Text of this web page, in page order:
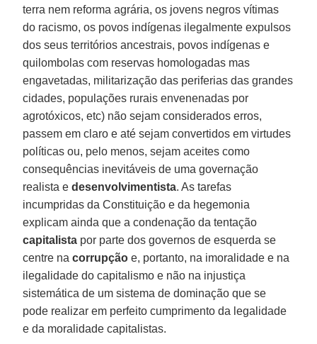
terra nem reforma agrária, os jovens negros vítimas
do racismo, os povos indígenas ilegalmente expulsos
dos seus territórios ancestrais, povos indígenas e
quilombolas com reservas homologadas mas
engavetadas, militarização das periferias das grandes
cidades, populações rurais envenenadas por
agrotóxicos, etc) não sejam considerados erros,
passem em claro e até sejam convertidos em virtudes
políticas ou, pelo menos, sejam aceites como
consequências inevitáveis de uma governação
realista edesenvolvimentista. As tarefas
incumpridas da Constituição e da hegemonia
explicam ainda que a condenação da tentação
capitalista por parte dos governos de esquerda se
centre nacorrupção e, portanto, na imoralidade e na
ilegalidade do capitalismo e não na injustiça
sistemática de um sistema de dominação que se
pode realizar em perfeito cumprimento da legalidade
e da moralidade capitalistas.